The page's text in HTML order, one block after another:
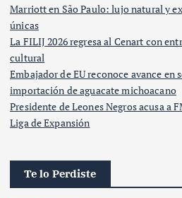
Marriott en São Paulo: lujo natural y
únicas
La FILIJ 2026 regresa al Cenart con
cultural
Embajador de EU reconoce avance en
importación de aguacate michoacano
Presidente de Leones Negros acusa a
Liga de Expansión
Te lo Perdiste